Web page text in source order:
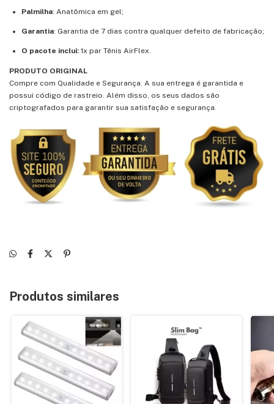
Palmilha: Anatômica em gel;
Garantia: Garantia de 7 dias contra qualquer defeito de fabricação;
O pacote inclui: 1x par Tênis AirFlex.
PRODUTO ORIGINAL
Compre com Qualidade e Segurança. A sua entrega é garantida e
possui código de rastreio. Além disso, os seus dados são
criptografados para garantir sua satisfação e segurança.
Produtos similares